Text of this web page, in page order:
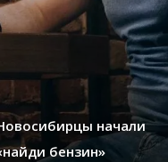
начали
бензин»